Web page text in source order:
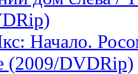
Начало.
(2009/DVDRip)